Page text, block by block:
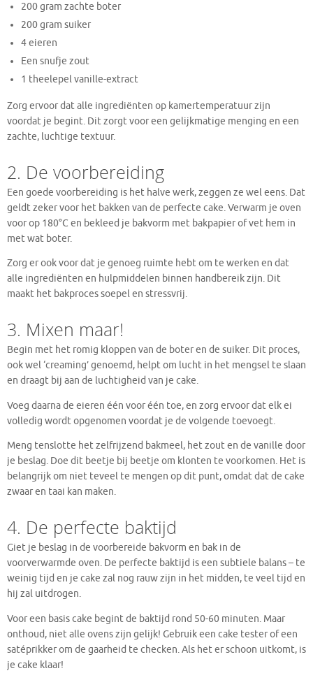
200 gram zachte boter
200 gram suiker
4 eieren
Een snufje zout
1 theelepel vanille-extract
Zorg ervoor dat alle ingrediënten op kamertemperatuur zijn
voordat je begint. Dit zorgt voor een gelijkmatige menging en een
zachte, luchtige textuur.
2. De voorbereiding
Een goede voorbereiding is het halve werk, zeggen ze wel eens. Dat
geldt zeker voor het bakken van de perfecte cake. Verwarm je oven
voor op 180°C en bekleed je bakvorm met bakpapier of vet hem in
met wat boter.
Zorg er ook voor dat je genoeg ruimte hebt om te werken en dat
alle ingrediënten en hulpmiddelen binnen handbereik zijn. Dit
maakt het bakproces soepel en stressvrij.
3. Mixen maar!
Begin met het romig kloppen van de boter en de suiker. Dit proces,
ook wel ‘creaming’ genoemd, helpt om lucht in het mengsel te slaan
en draagt bij aan de luchtigheid van je cake.
Voeg daarna de eieren één voor één toe, en zorg ervoor dat elk ei
volledig wordt opgenomen voordat je de volgende toevoegt.
Meng tenslotte het zelfrijzend bakmeel, het zout en de vanille door
je beslag. Doe dit beetje bij beetje om klonten te voorkomen. Het is
belangrijk om niet teveel te mengen op dit punt, omdat dat de cake
zwaar en taai kan maken.
4. De perfecte baktijd
Giet je beslag in de voorbereide bakvorm en bak in de
voorverwarmde oven. De perfecte baktijd is een subtiele balans – te
weinig tijd en je cake zal nog rauw zijn in het midden, te veel tijd en
hij zal uitdrogen.
Voor een basis cake begint de baktijd rond 50-60 minuten. Maar
onthoud, niet alle ovens zijn gelijk! Gebruik een cake tester of een
satéprikker om de gaarheid te checken. Als het er schoon uitkomt, is
je cake klaar!